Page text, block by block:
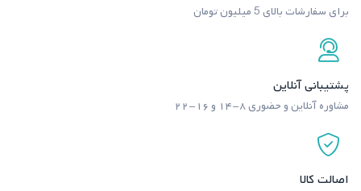
برای سفارشات بالای 5 میلیون تومان
پشتیبانی آنلاین
مشاوره آنلاین و حضوری ۸-۱۴ و ۱۶-۲۲
اصالت کالا